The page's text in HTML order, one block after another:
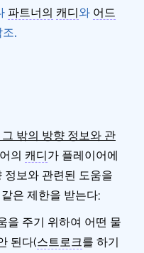
파트너의 캐디와 어드
.
밖의 방향 정보와 관
의 캐디가 플레이어에
정보와 관련된 도움을
은 제한을 받는다:
을 주기 위하여 어떤 물
된다(스트로크를 하기